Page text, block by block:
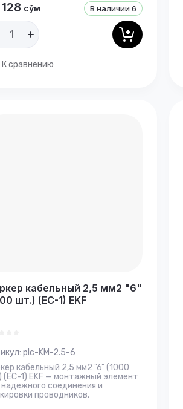
В наличии 6
сўм
К сравнению
кабельный 2,5 мм2 "6"
шт.) (ЕС-1) EKF
plc-KM-2.5-6
кабельный 2,5 мм2 "6" (1000
(ЕС-1) EKF — монтажный элемент
соединения и
проводников.